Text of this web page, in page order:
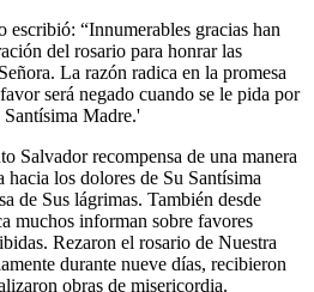
escribió: “Innumerables gracias han
del rosario para honrar las
La razón radica en la promesa
será negado cuando se le pida por
Santísima Madre.'
Salvador recompensa de una manera
hacia los dolores de Su Santísima
de Sus lágrimas. También desde
muchos informan sobre favores
Rezaron el rosario de Nuestra
durante nueve días, recibieron
obras de misericordia.